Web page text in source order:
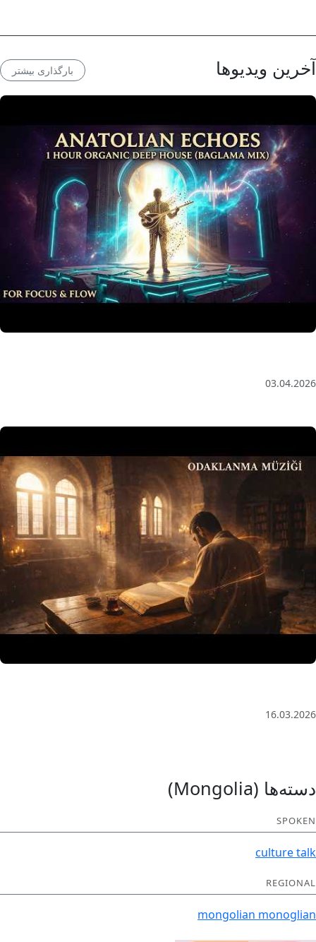
آخرین ویدیوها بارگذاری بیشتر
03.04.2026
16.03.2026
دسته‌ها (Mongolia)
SPOKEN
culturetalk
REGIONAL
mongolian monoglian